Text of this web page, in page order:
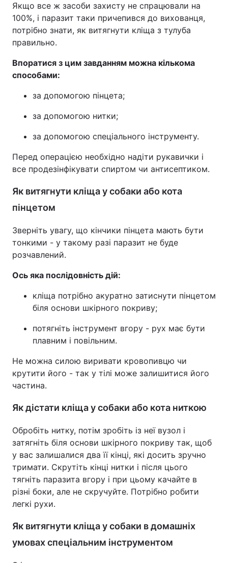
Якщо все ж засоби захисту не спрацювали на
100%, і паразит таки причепився до вихованця,
потрібно знати, як витягнути кліща з тулуба
правильно.
Впоратися з цим завданням можна кількома
способами:
за допомогою пінцета;
за допомогою нитки;
за допомогою спеціального інструменту.
Перед операцією необхідно надіти рукавички і
все продезінфікувати спиртом чи антисептиком.
Як витягнути кліща у собаки або кота
пінцетом
Зверніть увагу, що кінчики пінцета мають бути
тонкими - у такому разі паразит не буде
розчавлений.
Ось яка послідовність дій:
кліща потрібно акуратно затиснути пінцетом
біля основи шкірного покриву;
потягніть інструмент вгору - рух має бути
плавним і повільним.
Не можна силою виривати кровопивцю чи
крутити його - так у тілі може залишитися його
частина.
Як дістати кліща у собаки або кота ниткою
Обробіть нитку, потім зробіть із неї вузол і
затягніть біля основи шкірного покриву так, щоб
у вас залишалися два її кінці, які досить зручно
тримати. Скрутіть кінці нитки і після цього
тягніть паразита вгору і при цьому качайте в
різні боки, але не скручуйте. Потрібно робити
легкі рухи.
Як витягнути кліща у собаки в домашніх
умовах спеціальним інструментом